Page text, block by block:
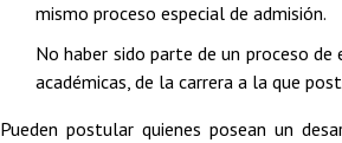
mismo proceso especial de admisión.
No haber sido parte de un proceso
académicas, de la carrera a la que
Pueden postular quienes posean un